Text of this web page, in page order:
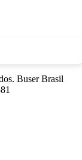
Buser Brasil